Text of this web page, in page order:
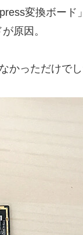
変換ボード
原因。
かっただけでし